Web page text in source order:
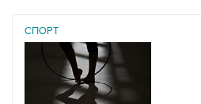
СПОРТ